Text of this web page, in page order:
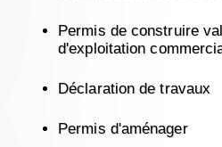
Permis de construire
d'exploitation
Déclaration de travaux
Permis d'aménager